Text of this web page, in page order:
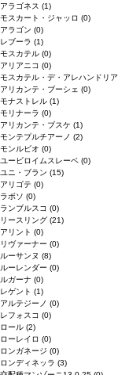
アラゴネス (1)
モスカート・ジャッロ (0)
アラゴン (0)
レブーラ (1)
モスカテル (0)
アリアニコ (0)
モスカテル・デ・アレハンドリア
アリカンテ・ブーシェ (0)
モナストレル (1)
モリナーラ (0)
アリカンテ・ブスケ (1)
モンテプルチアーノ (2)
モンルビオ (0)
ユービロイムスレーベ (0)
ユニ・ブラン (15)
アリゴテ (0)
ラボソ (0)
ランブルスコ (0)
リースリング (21)
アリント (0)
リヴァーナー (0)
ルーサンヌ (8)
ルーレンダー (0)
ルガーナ (0)
レゲント (1)
アルテジーノ (0)
レフォスコ (0)
ロール (2)
ローレイロ (0)
ロンガネージ (0)
ロンディネッラ (3)